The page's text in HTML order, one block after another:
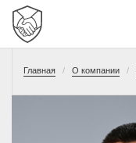
Главная О компании